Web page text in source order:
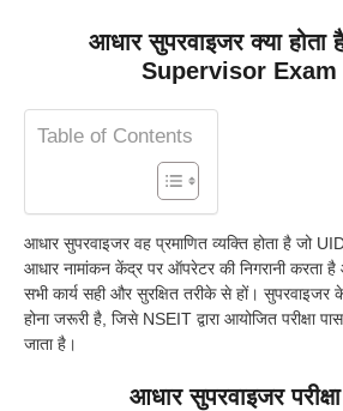
आधार सुपरवाइजर क्या
Supervisor Exam
Table of Contents
आधार सुपरवाइजर वह प्रमाणित व्यक्ति होता है जो
आधार नामांकन केंद्र पर ऑपरेटर की निगरानी करता
सभी कार्य सही और सुरक्षित तरीके से हों। सुपरवाइजर
होना जरूरी है, जिसे NSEIT द्वारा आयोजित परीक्षा
जाता है।
आधार सुपरवाइजर